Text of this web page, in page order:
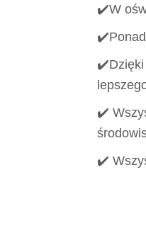
✔️W
✔️Dzięki
✔️
✔️